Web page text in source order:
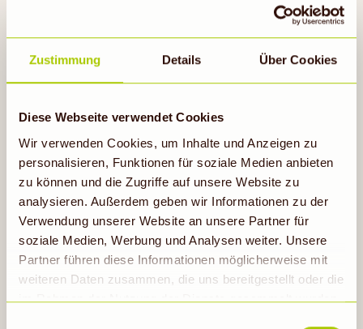
Zustimmung Details Über Cookies
Diese Webseite verwendet Cookies
Wir verwenden Cookies, um Inhalte und Anzeigen zu
personalisieren, Funktionen für soziale Medien anbieten
zu können und die Zugriffe auf unsere Website zu
analysieren. Außerdem geben wir Informationen zu der
Verwendung unserer Website an unsere Partner für
soziale Medien, Werbung und Analysen weiter. Unsere
Partner führen diese Informationen möglicherweise mit
weiteren Daten zusammen, die uns bereitgestellt oder die
im Rahmen der Nutzung der Dienste gesammelt wurden.
Angebotsartikel können aufgrund begrenzter
Vorratsmenge bereits im Laufe des ersten Angebotstages
ausverkauft sein. Abgabe nur in handelsüblichen Mengen
und nur solange der Vorrat reicht. Alle Preisangaben in Euro,